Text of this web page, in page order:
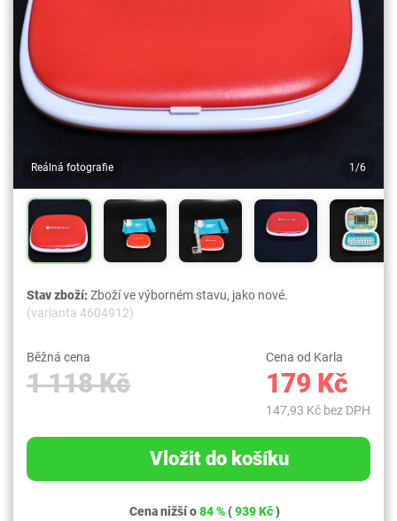
Reálná fotografie 1/6
Stav zboží:Zboží ve výborném stavu, jako nové.
(varianta 4604912)
Běžná cena
1 118 Kč
Cena od Karla
179 Kč
147,93 Kč bez DPH
Vložit do košíku
Cena nižší o84 %(939 Kč)